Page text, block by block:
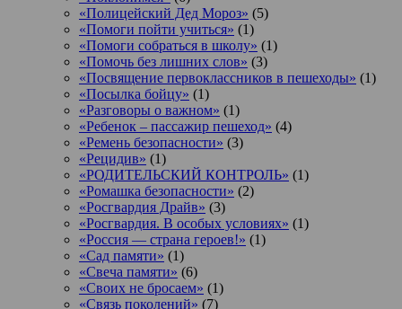
«Полицейский Дед Мороз» (5)
«Помоги пойти учиться» (1)
«Помоги собраться в школу» (1)
«Помочь без лишних слов» (3)
«Посвящение первоклассников в пешеходы» (1)
«Посылка бойцу» (1)
«Разговоры о важном» (1)
«Ребенок – пассажир пешеход» (4)
«Ремень безопасности» (3)
«Рецидив» (1)
«РОДИТЕЛЬСКИЙ КОНТРОЛЬ» (1)
«Ромашка безопасности» (2)
«Росгвардия Драйв» (3)
«Росгвардия. В особых условиях» (1)
«Россия — страна героев!» (1)
«Сад памяти» (1)
«Свеча памяти» (6)
«Своих не бросаем» (1)
«Связь поколений» (7)